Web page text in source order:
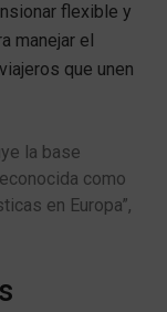
flexible y
manejar el
que unen
la base
como
en Europa”,